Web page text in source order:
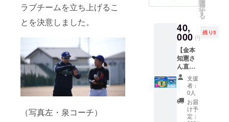
ラブチームを立ち上げるこ
とを決意しました。
（写真左・泉コーチ）
ますの
卒ご了
承くだ
さい
す ※ご
定後の
返金・
キャン
セル・
交換
は、対
応いた
しかね
ますの
で、何
卒ご了
承くだ
お礼ポ
・ク
ラウド
ファン
ディン
グ限定
商品
・
チーム
からの
メッ
セージ
い
字以
内）
希望し
ない場
合は
「希望
しな
い」と
記載く
ださい
※お
イブ
オー
シャン
ズ」
チーム
帽子
（試合
用）
・サ
イズ：
S/M/L/O
※調節
者の
み）
・支
援者の
お名前
で
「挑」
の文字
の横断
幕を作
成
※お名前
さん
イン入
り
「ボー
ル」
※転売目
的はご
遠慮く
ださい
◎「淡
路ブレ
イブ
オー
選
択
す
る
40,
000 円
残り5
【金本
知憲さ
ん直筆
サイン
入り
本人復
刻モデ
ル「リ
ストバ
支援
者：
0人
お届
け予
定：